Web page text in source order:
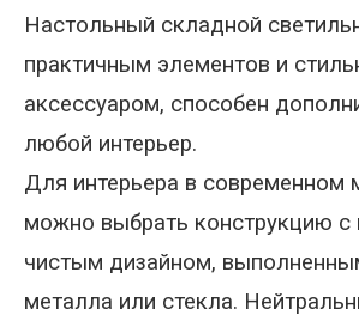
Настольный складной
практичным элементов и
аксессуаром, способен
любой интерьер.
Для интерьера в современном
можно выбрать конструкцию с
чистым дизайном,
металла или стекла.